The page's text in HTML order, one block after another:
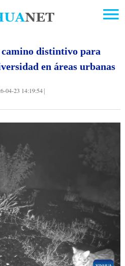
camino distintivo para
en áreas urbanas
04-23 14:19:54